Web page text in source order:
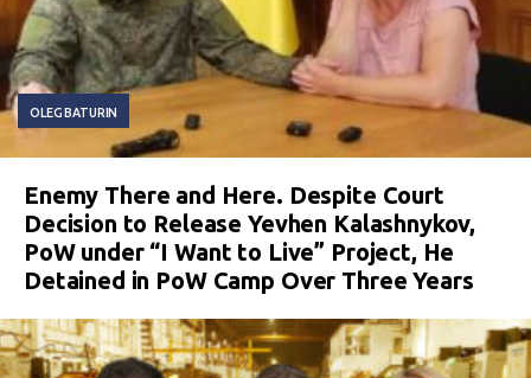
OLEG BATURIN
Enemy There and Here. Despite Court
Decision to Release Yevhen Kalashnykov,
PoW under “I Want to Live” Project, He
Detained in PoW Camp Over Three Years